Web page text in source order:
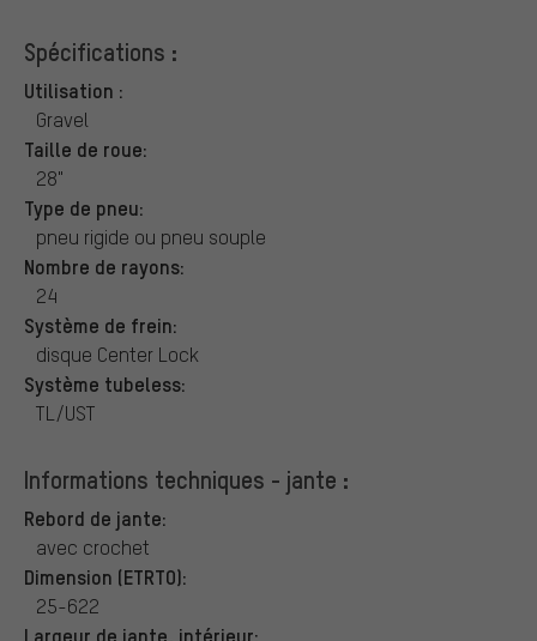
Spécifications :
Utilisation :
Gravel
Taille de roue:
28"
Type de pneu:
pneu rigide ou pneu souple
Nombre de rayons:
24
Système de frein:
disque Center Lock
Système tubeless:
TL/UST
Informations techniques - jante :
Rebord de jante:
avec crochet
Dimension (ETRTO):
25-622
Largeur de jante, intérieur: